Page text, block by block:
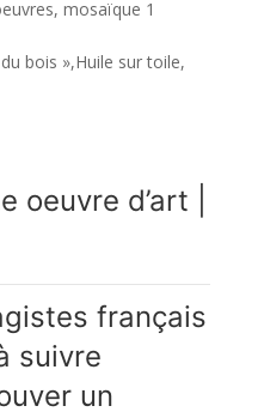
, mosaïque 1
bois »,Huile sur toile,
oeuvre d’art |
français
suivre
un